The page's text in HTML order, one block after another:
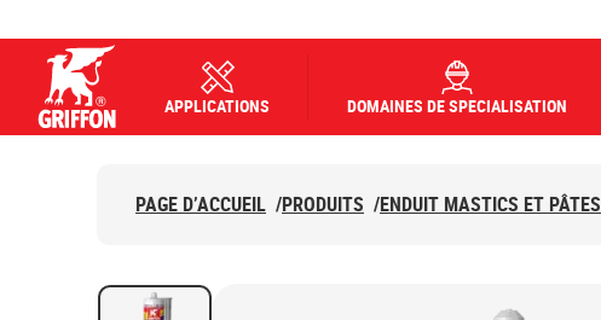
APPLICATIONS DOMAINES DE SPECIALISATION
PAGE D’ACCUEIL /PRODUITS /ENDUIT MASTICS ET PÂTES